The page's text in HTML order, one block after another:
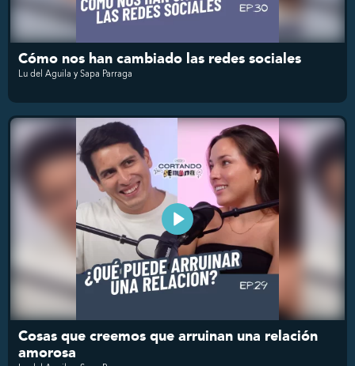
Cómo nos han cambiado las redes sociales
Lu del Aguila y Sapa Parraga
Cosas que creemos que arruinan una relación
amorosa